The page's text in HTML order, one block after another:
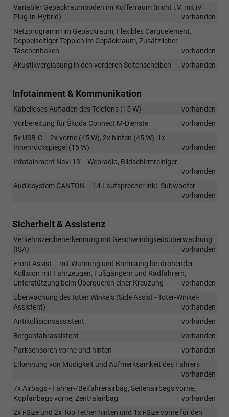
Variabler Gepäckraumboden im Kofferraum (nicht i.V. mit iV
Plug-In-Hybrid)
vorhanden
Netzprogramm im Gepäckraum, Flexibles Cargoelement,
Doppelseitiger Teppich im Gepäckraum, Zusätzlicher
Taschenhaken
vorhanden
Akustikverglasung in den vorderen Seitenscheiben
vorhanden
Infotainment & Kommunikation
Kabelloses Aufladen des Telefons (15 W)
vorhanden
Vorbereitung für Škoda Connect M-Dienste
vorhanden
5x USB-C – 2x vorne (45 W), 2x hinten (45 W), 1x
Innenrückspiegel (15 W)
vorhanden
Infotainment Navi 13" - Webradio, Bildschirmreiniger
vorhanden
Audiosystem CANTON – 14 Lautsprecher inkl. Subwoofer
vorhanden
Sicherheit & Assistenz
Verkehrszeichenerkennung mit Geschwindigkeitsüberwachung
(ISA)
vorhanden
Front Assist – mit Warnung und Bremsung bei drohender
Kollision mit Fahrzeugen, Fußgängern und Radfahrern,
Unterstützung beim Überqueren einer Kreuzung
vorhanden
Überwachung des toten Winkels (Side Assist - Toter-Winkel-
Assistent)
vorhanden
Antikollisionsassistent
vorhanden
Berganfahrassistent
vorhanden
Parksensoren vorne und hinten
vorhanden
Erkennung von Müdigkeit und Aufmerksamkeit des Fahrers
vorhanden
7x Airbags - Fahrer-/Beifahrerairbag, Seitenairbags vorne,
Kopfairbags vorne, Zentralairbag
vorhanden
2x i-Size und 2x Top Tether hinten und 1x i-Size vorne für den